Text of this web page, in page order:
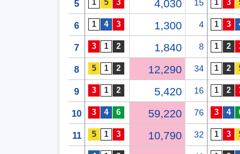
5 4,030 15
6 1,300 4
7 1,840 8
8 12,290 34
9 5,420 16
10 59,220 76
11 10,790 32